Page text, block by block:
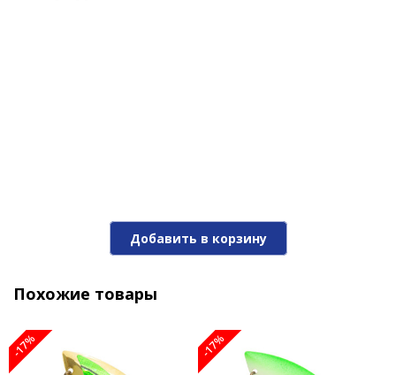
-17%
Добавить в корзину
Похожие товары
-17% -17%